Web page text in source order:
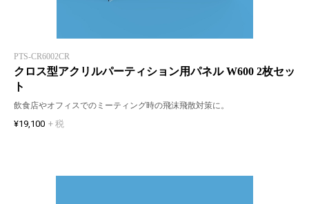
PTS-CR6002CR
クロス型アクリルパーティション用パネル W600 2枚セッ
ト
飲食店やオフィスでのミーティング時の飛沫飛散対策に。
¥19,100 + 税